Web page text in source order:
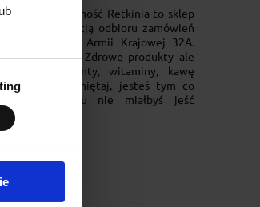
Zdrowa Żywność Retkinia to sklep
z opcją odbioru zamówień
Retkini na ul. Armii Krajowej 32A.
w nim Zdrowe produkty ale
suplementy, witaminy, kawę
herbatę. Pamiętaj, jesteś tym co
więc czemu nie miałbyś jeść